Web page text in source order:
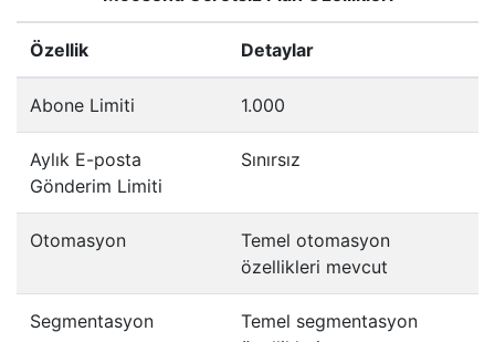
Özellik Detaylar
Abone Limiti 1.000
Aylık E-posta
Gönderim Limiti
Sınırsız
Otomasyon
Temel otomasyon
özellikleri mevcut
Segmentasyon
Temel segmentasyon